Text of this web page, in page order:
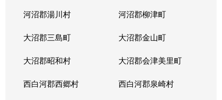
河沼郡湯川村 河沼郡柳津町
大沼郡三島町 大沼郡金山町
大沼郡昭和村 大沼郡会津美里町
西白河郡西郷村 西白河郡泉崎村